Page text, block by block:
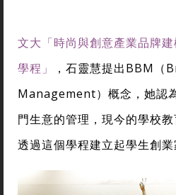
文大「時尚與創意產業品牌
學程」
，石靈慧提出BBM
Management）概念，她認
門生意的管理，現今的學校
透過這個學程建立起學生創業